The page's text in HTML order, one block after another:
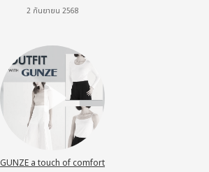
2 กันยายน 2568
GUNZE a touch of comfort